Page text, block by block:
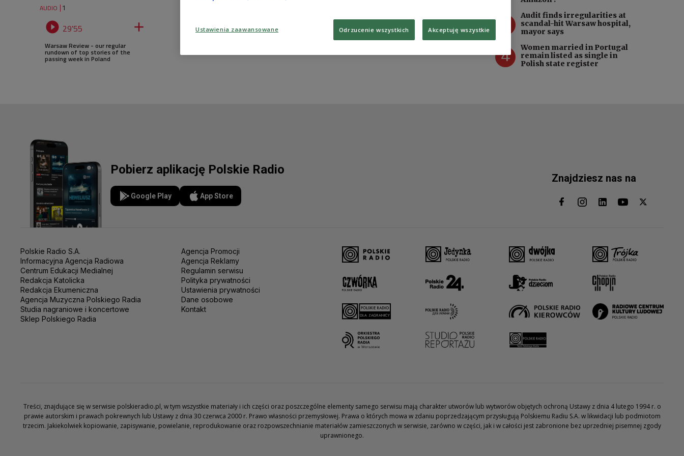
AUDIO 1
 29'55 
Warsaw Review - our regular
rundown of top stories of the
passing week in Poland
Audit finds irregularities at
scandal-hit Warsaw hospital,
mayor says
4
Women married in Portugal
remain listed as single in
Polish state register
Pobierz aplikację Polskie Radio
Google Play App Store
Znajdziesz nas na
Polskie Radio S.A.
Informacyjna Agencja Radiowa
Centrum Edukacji Medialnej
Redakcja Katolicka
Redakcja Ekumeniczna
Agencja Muzyczna Polskiego Radia
Studia nagraniowe i koncertowe
Sklep Polskiego Radia
Agencja Promocji
Agencja Reklamy
Regulamin serwisu
Polityka prywatności
Ustawienia prywatności
Dane osobowe
Kontakt
Treści, znajdujące się w serwisie polskieradio.pl, w tym wszystkie materiały i ich części oraz poszczególne elementy samego serwisu mają charakter utworów lub wytworów objętych ochroną Ustawy z dnia 4 lutego 1994 r. o
prawie autorskim i prawach pokrewnych lub Ustawy z dnia 30 czerwca 2000 r. Prawo własności przemysłowej. Prawa o których mowa w zdaniu poprzedzającym przysługują Polskiemu Radiu S.A. w likwidacji lub podmiotom
trzecim. Jakiekolwiek kopiowanie, zapisywanie, powielanie, reprodukowanie oraz rozpowszechnianie materiałów zamieszczonych w serwisie, zarówno w części, jak i w całości jest zabronione bez uprzedniej pisemnej zgody
uprawnionego.
Ustawienia zaawansowane Odrzucenie wszystkich Akceptuję wszystkie